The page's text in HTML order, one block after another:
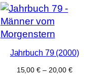
Jahrbuch 79 (2000)
15,00€– 20,00€